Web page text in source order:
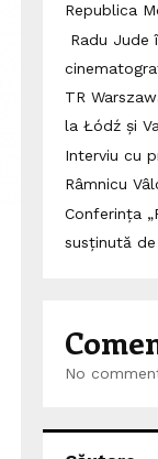
Republica
Radu Jude
TR
la Łódź și
Interviu cu
Râmnicu
Conferința
susținută
No